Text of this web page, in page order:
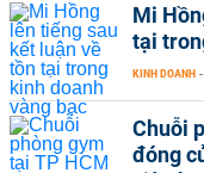
Mi
tại
KINH DOANH -
Chuỗi
đóng